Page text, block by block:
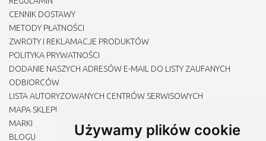
Używamy plików cookie
CENNIK DOSTAWY
METODY PŁATNOŚCI
ZWROTY I REKLAMACJE PRODUKTÓW
POLITYKA PRYWATNOŚCI
DODANIE NASZYCH ADRESÓW E-MAIL DO LISTY ZAUFANYCH
ODBIORCÓW
LISTA AUTORYZOWANYCH CENTRÓW SERWISOWYCH
MAPA SKLEPU
MARKI
BLOGU